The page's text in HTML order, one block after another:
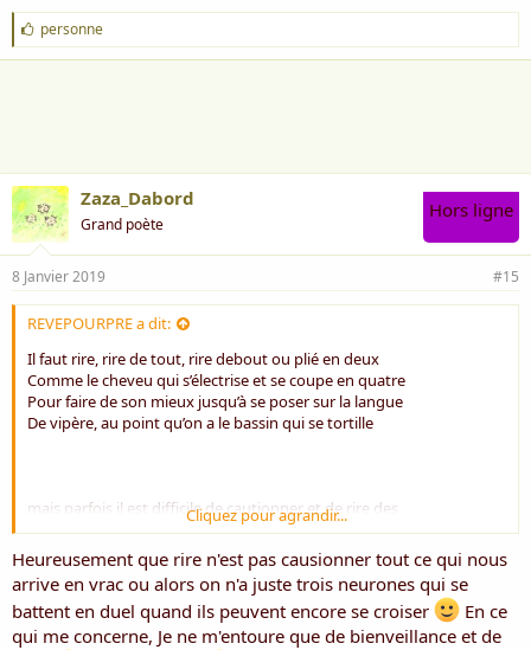
J
'
a
personne
Zaza_Dabord
Grand poète
Hors ligne
8 Janvier 2019 #15
REVEPOURPRE a dit:
Il faut rire, rire de tout, rire debout ou plié en deux
Comme le cheveu qui s’électrise et se coupe en quatre
Pour faire de son mieux jusqu’à se poser sur la langue
De vipère, au point qu’on a le bassin qui se tortille
mais parfois il est difficile de cautionner et de rire des
débordements d'un boxeur!!
mais dans l'ensemble;....je cautionne la teneur de ton poème!!!!
amitiés
Cliquez pour agrandir...
Heureusement que rire n'est pas causionner tout ce qui nous
arrive en vrac ou alors on n'a juste trois neurones qui se
battent en duel quand ils peuvent encore se croiser
En ce
qui me concerne, Je ne m'entoure que de bienveillance et de